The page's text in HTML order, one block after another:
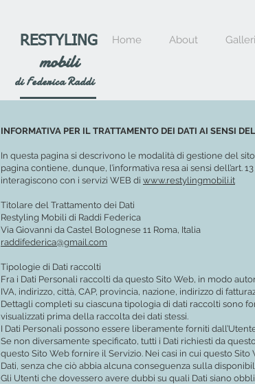
RESTYLING
mobili
Home About
di Federica Raddi
INFORMATIVA PER IL TRATTAMENTO DEI DATI AI SENSI
In questa pagina si descrivono le modalità di gestione del
pagina contiene, dunque, l’informativa resa ai sensi dell’art.
interagiscono con i servizi WEB di www.restylingmobili.it
Titolare del Trattamento dei Dati
Restyling Mobili di Raddi Federica
Via Giovanni da Castel Bolognese 11 Roma, Italia
raddifederica@gmail.com
Tipologie di Dati raccolti
Fra i Dati Personali raccolti da questo Sito Web, in modo
IVA, indirizzo, città, CAP, provincia, nazione, indirizzo di
Dettagli completi su ciascuna tipologia di dati raccolti sono
visualizzati prima della raccolta dei dati stessi.
I Dati Personali possono essere liberamente forniti
Se non diversamente specificato, tutti i Dati richiesti da
questo Sito Web fornire il Servizio. Nei casi in cui questo
Dati, senza che ciò abbia alcuna conseguenza sulla
Gli Utenti che dovessero avere dubbi su quali Dati siano